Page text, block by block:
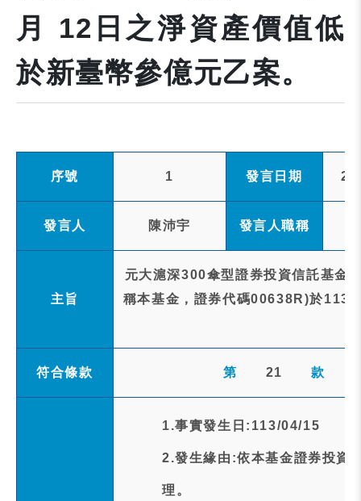
月 12日之淨資產價值低
於新臺幣參億元乙案。
序號 1 發言日期
發言人 陳沛宇 發言人職稱
主旨
元大滬深300傘型證券投資信託基金
稱本基金，證券代碼00638R)於113
符合條款 第 21 款
1.事實發生日:113/04/15
2.發生緣由:依本基金證券投資
理。